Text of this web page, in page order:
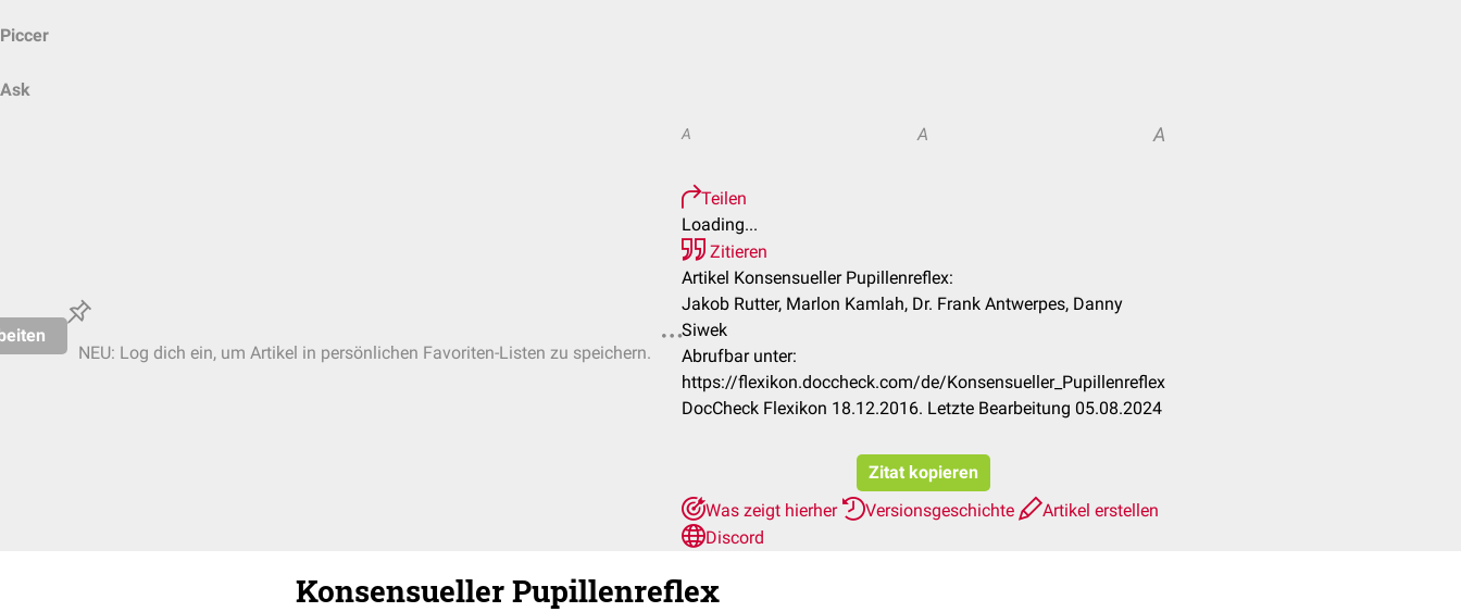
Piccer
Ask
NEU: Log dich ein, um Artikel in persönlichen Favoriten-Listen zu speichern.
A A A
Teilen
Loading...
Zitieren
Artikel Konsensueller Pupillenreflex:
Jakob Rutter, Marlon Kamlah, Dr. Frank Antwerpes, Danny
Siwek
Abrufbar unter:
https://flexikon.doccheck.com/de/Konsensueller_Pupillenreflex
DocCheck Flexikon 18.12.2016. Letzte Bearbeitung 05.08.2024
Zitat kopieren
Was zeigt hierher
Versionsgeschichte
Artikel erstellen
Discord
Konsensueller Pupillenreflex